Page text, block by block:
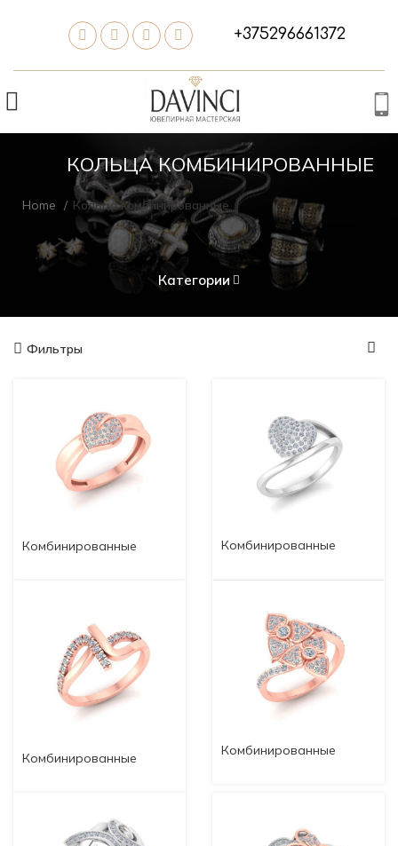
+375296661372
КОЛЬЦА КОМБИНИРОВАННЫЕ
Home Кольца комбинированные
Категории
Фильтры
Комбинированные
Комбинированные
Комбинированные
Комбинированные